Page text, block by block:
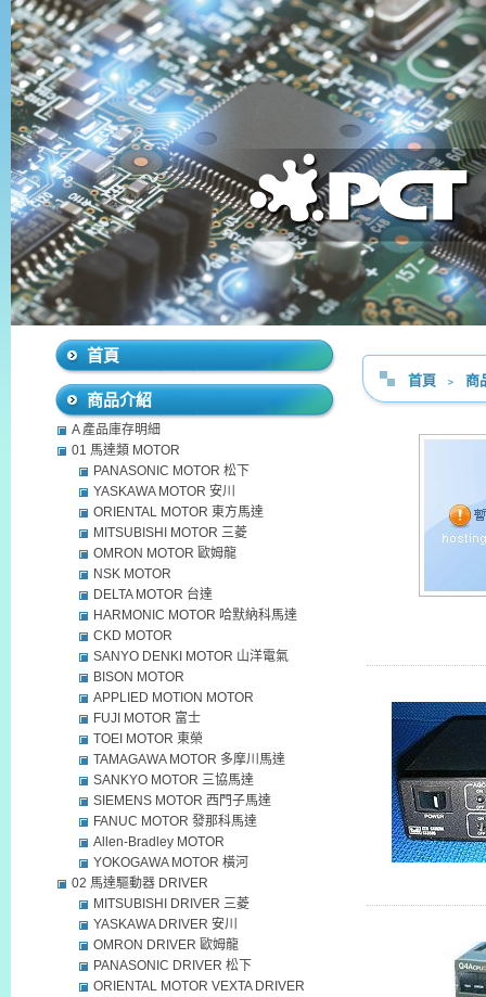
首頁 ﹥ 商
首頁
商品介紹
A 產品庫存明細
01 馬達類 MOTOR
PANASONIC MOTOR 松下
YASKAWA MOTOR 安川
ORIENTAL MOTOR 東方馬達
MITSUBISHI MOTOR 三菱
OMRON MOTOR 歐姆龍
NSK MOTOR
DELTA MOTOR 台達
HARMONIC MOTOR 哈默納科馬達
CKD MOTOR
SANYO DENKI MOTOR 山洋電氣
BISON MOTOR
APPLIED MOTION MOTOR
FUJI MOTOR 富士
TOEI MOTOR 東榮
TAMAGAWA MOTOR 多摩川馬達
SANKYO MOTOR 三協馬達
SIEMENS MOTOR 西門子馬達
FANUC MOTOR 發那科馬達
Allen-Bradley MOTOR
YOKOGAWA MOTOR 橫河
02 馬達驅動器 DRIVER
MITSUBISHI DRIVER 三菱
YASKAWA DRIVER 安川
OMRON DRIVER 歐姆龍
PANASONIC DRIVER 松下
ORIENTAL MOTOR VEXTA DRIVER